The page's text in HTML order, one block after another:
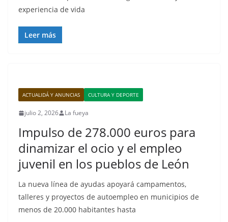
experiencia de vida
Leer más
ACTUALIDÁ Y ANUNCIAS CULTURA Y DEPORTE
julio 2, 2026 La fueya
Impulso de 278.000 euros para
dinamizar el ocio y el empleo
juvenil en los pueblos de León
La nueva línea de ayudas apoyará campamentos,
talleres y proyectos de autoempleo en municipios de
menos de 20.000 habitantes hasta